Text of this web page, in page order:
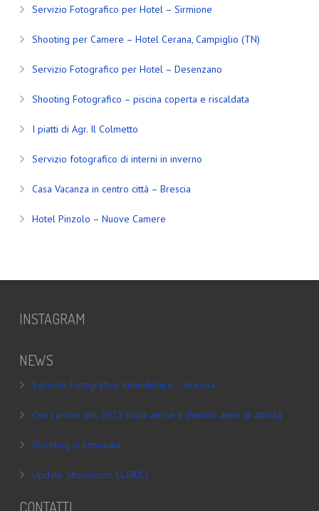
Servizio Fotografico per Hotel – Sirmione
Shooting per Camere – Hotel Cerana, Campiglio (TN)
Servizio Fotografico per Hotel – Desenzano
Shooting Fotografico – piscina coperta e riscaldata
I piatti di Agr. Il Colmetto
Servizio fotografico di interni in inverno
Casa Vacanza in centro città – Brescia
Hotel Pinzolo – Nuove Camere
INSTAGRAM
NEWS
Servizio Fotografico Immobiliare – Brescia
Con l’arrivo del 2021 inizia anche il decimo anno di attività
Shooting in Limonaia
Update Showroom CLERICI
CONTATTI